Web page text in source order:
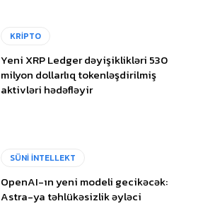
KRİPTO
Yeni XRP Ledger dəyişiklikləri 530
milyon dollarlıq tokenləşdirilmiş
aktivləri hədəfləyir
SÜNİ İNTELLEKT
OpenAI-ın yeni modeli gecikəcək:
Astra-ya təhlükəsizlik əyləci